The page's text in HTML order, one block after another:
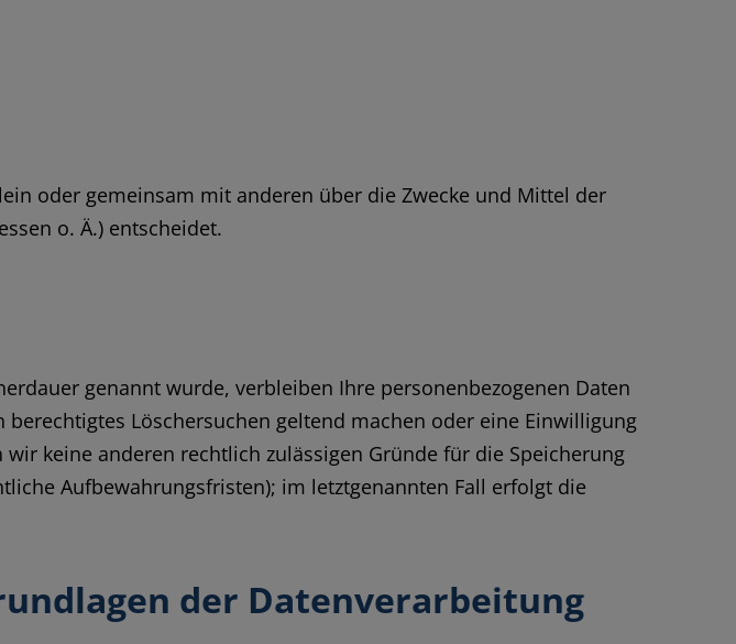
oder gemeinsam mit anderen über die Zwecke und Mittel der
o. Ä.) entscheidet.
genannt wurde, verbleiben Ihre personenbezogenen Daten
Löschersuchen geltend machen oder eine Einwilligung
keine anderen rechtlich zulässigen Gründe für die Speicherung
Aufbewahrungsfristen); im letztgenannten Fall erfolgt die
der Datenverarbeitung